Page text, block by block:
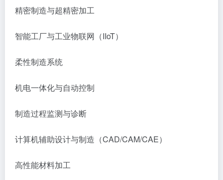
精密制造与超精密加工
智能工厂与工业物联网（IIoT）
柔性制造系统
机电一体化与自动控制
制造过程监测与诊断
计算机辅助设计与制造（CAD/CAM/CAE）
高性能材料加工